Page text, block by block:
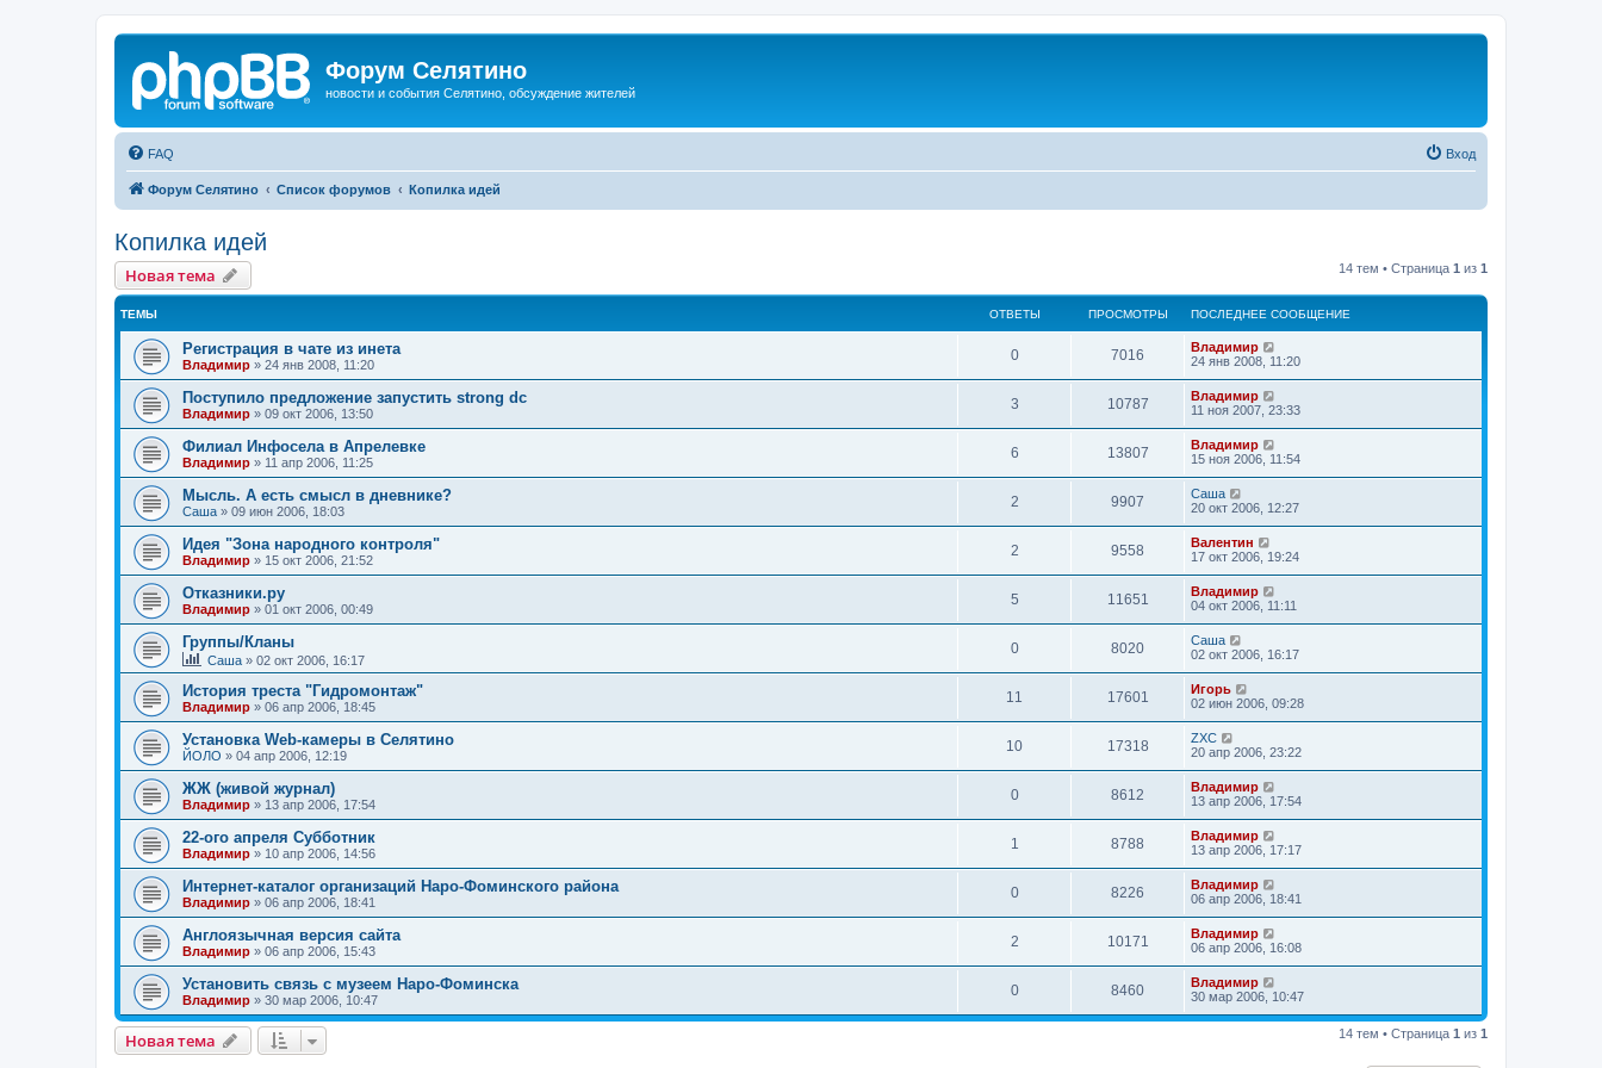
Форум Селятино
новости и события Селятино, обсуждение жителей
FAQ Вход
Форум Селятино Список форумов Копилка идей
Копилка идей
Новая тема 14 тем • Страница 1 из 1
ТЕМЫ ОТВЕТЫ ПРОСМОТРЫ ПОСЛЕДНЕЕ СООБЩЕНИЕ
Регистрация в чате из инета
Владимир » 24 янв 2008, 11:20
0 7016
Владимир
24 янв 2008, 11:20
Поступило предложение запустить strong dc
Владимир » 09 окт 2006, 13:50
3 10787
Владимир
11 ноя 2007, 23:33
Филиал Инфосела в Апрелевке
Владимир » 11 апр 2006, 11:25
6 13807
Владимир
15 ноя 2006, 11:54
Мысль. А есть смысл в дневнике?
Саша » 09 июн 2006, 18:03
2 9907
Саша
20 окт 2006, 12:27
Идея "Зона народного контроля"
Владимир » 15 окт 2006, 21:52
2 9558
Валентин
17 окт 2006, 19:24
Отказники.ру
Владимир » 01 окт 2006, 00:49
5 11651
Владимир
04 окт 2006, 11:11
Группы/Кланы
Саша » 02 окт 2006, 16:17
0 8020
Саша
02 окт 2006, 16:17
История треста "Гидромонтаж"
Владимир » 06 апр 2006, 18:45
11 17601
Игорь
02 июн 2006, 09:28
Установка Web-камеры в Селятино
ЙОЛО » 04 апр 2006, 12:19
10 17318
ZXC
20 апр 2006, 23:22
ЖЖ (живой журнал)
Владимир » 13 апр 2006, 17:54
0 8612
Владимир
13 апр 2006, 17:54
22-ого апреля Субботник
Владимир » 10 апр 2006, 14:56
1 8788
Владимир
13 апр 2006, 17:17
Интернет-каталог организаций Наро-Фоминского района
Владимир » 06 апр 2006, 18:41
0 8226
Владимир
06 апр 2006, 18:41
Англоязычная версия сайта
Владимир » 06 апр 2006, 15:43
2 10171
Владимир
06 апр 2006, 16:08
Установить связь с музеем Наро-Фоминска
Владимир » 30 мар 2006, 10:47
0 8460
Владимир
30 мар 2006, 10:47
Новая тема 14 тем • Страница 1 из 1